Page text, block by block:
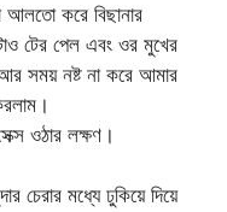
করে বিছানার
টের পেল এবং ওর মুখের
সময় নষ্ট না করে আমার
ওঠার লক্ষণ।
মধ্যে ঢুকিয়ে দিয়ে